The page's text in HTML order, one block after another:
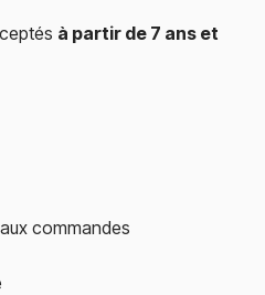
à partir de 7 ans et
commandes